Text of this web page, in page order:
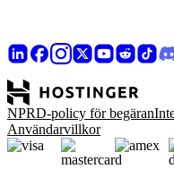
NPRD-policy för begäran
Användarvillkor